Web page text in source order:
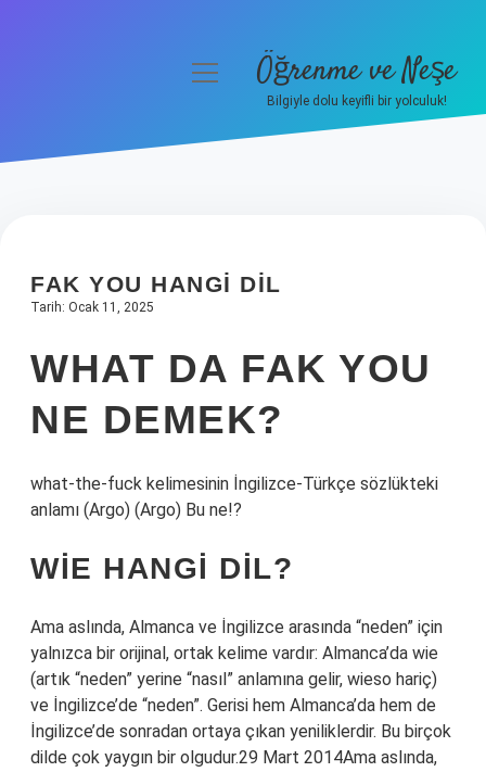
Hakkımızda
menüyüÖğrenme ve Neşe
Bilgiyle dolu keyifli bir yolculuk!
FAK YOU HANGI DIL
Tarih: Ocak 11, 2025
WHAT DA FAK YOU
NE DEMEK?
what-the-fuck kelimesinin İngilizce-Türkçe sözlükteki
anlamı (Argo) (Argo) Bu ne!?
WIE HANGI DIL?
Ama aslında, Almanca ve İngilizce arasında “neden” için
yalnızca bir orijinal, ortak kelime vardır: Almanca’da wie
(artık “neden” yerine “nasıl” anlamına gelir, wieso hariç)
ve İngilizce’de “neden”. Gerisi hem Almanca’da hem de
İngilizce’de sonradan ortaya çıkan yeniliklerdir. Bu birçok
dilde çok yaygın bir olgudur.29 Mart 2014Ama aslında,